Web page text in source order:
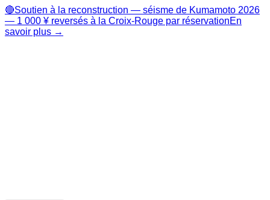
🔴Soutien à la reconstruction — séisme de Kumamoto 2026
— 1 000 ¥ reversés à la Croix-Rouge par réservationEn
savoir plus →